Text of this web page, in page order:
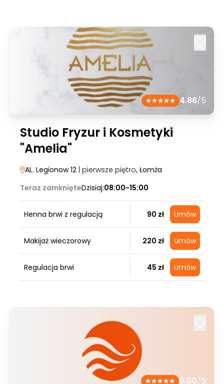
4.86/5
Studio Fryzur i Kosmetyki
"Amelia"
AL. Legionow 12 | pierwsze piętro, Łomża
Teraz zamknięteDzisiaj:08:00-15:00
Henna brwi z regulacją 90 zł Umów
Makijaż wieczorowy 220 zł Umów
Regulacja brwi 45 zł Umów
5.00/5